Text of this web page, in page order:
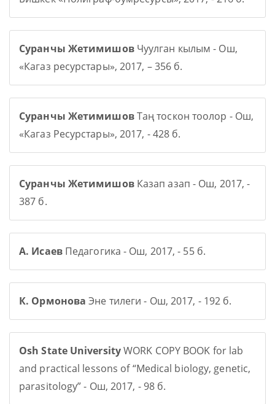
Суранчы ЖетимишовЧуулган кылым - Ош,
«Кагаз ресурстары», 2017, – 356 б.
Суранчы ЖетимишовТаң тоскон тоолор - Ош,
«Кагаз Ресурстары», 2017, - 428 б.
Суранчы ЖетимишовКазап азап - Ош, 2017, -
387 б.
А. ИсаевПедагогика - Ош, 2017, - 55 б.
К. Ормонова Эне тилеги - Ош, 2017, - 192 б.
Osh State UniversityWORK COPY BOOK for lab
and practical lessons of “Medical biology, genetic,
parasitology” - Ош, 2017, - 98 б.